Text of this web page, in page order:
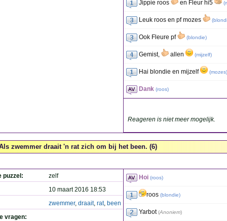
Jippie roos en Fleur hi5 (
Leuk roos en pf mozes (
Ook Fleure pf (blondie)
Gemist, allen (mijzelf)
Hai blondie en mijzelf (mozes)
Dank (roos)
Reageren is niet meer mogelijk.
zwemmer draait 'n rat zich om bij het been. (6)
puzzel:
zelf
10 maart 2016 18:53
zwemmer, draait, rat, been
vragen:
Hoi (roos)
roos (blondie)
Yarbot (Anoniem)